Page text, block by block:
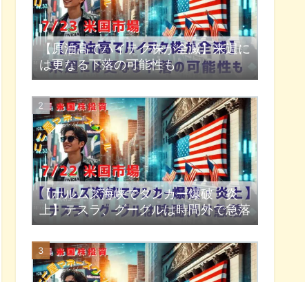
【原油高でハイテク株が全滅】来週に
は更なる下落の可能性も
【ホルムズ海峡でタンカー爆破・炎
上】テスラ、グーグルは時間外で急落